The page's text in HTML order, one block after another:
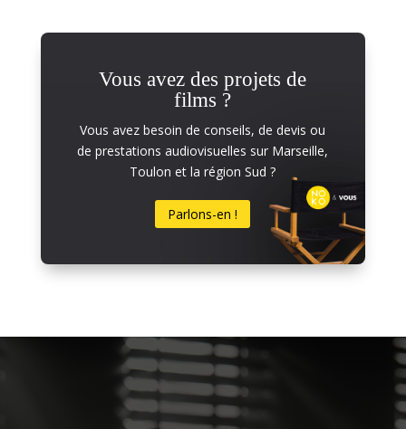
Vous avez des projets de
films ?
Vous avez besoin de conseils, de devis ou
de prestations audiovisuelles sur Marseille,
Toulon et la région Sud ?
Parlons-en !